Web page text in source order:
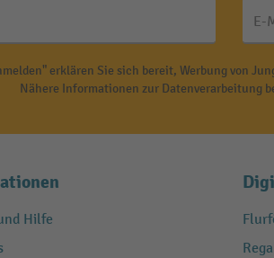
E-
erklären Sie sich bereit, Werbung von
Nähere Informationen zur Datenverarbeitung
Hilfe